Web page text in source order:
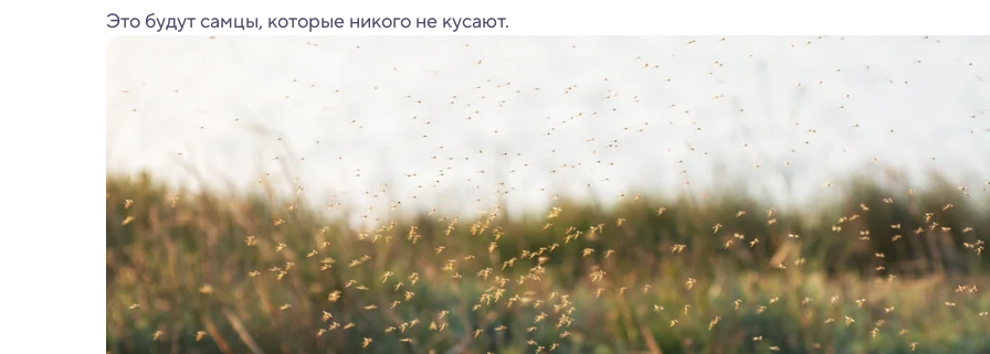
Это будут самцы, которые никого не кусают.